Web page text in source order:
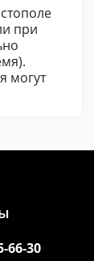
при
могут
66-30